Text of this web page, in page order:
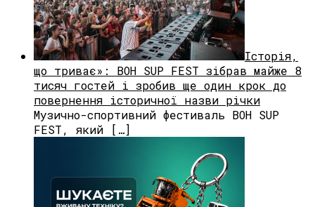
Історія,
що триває»: BOH SUP FEST зібрав майже 8
тисяч гостей і зробив ще один крок до
повернення історичної назви річки
Музично-спортивний фестиваль BOH SUP
FEST, який […]